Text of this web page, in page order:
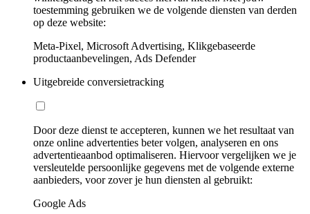
toestemming gebruiken we de volgende diensten van derden
op deze website:
Meta-Pixel, Microsoft Advertising, Klikgebaseerde
productaanbevelingen, Ads Defender
Uitgebreide conversietracking
Door deze dienst te accepteren, kunnen we het resultaat van
onze online advertenties beter volgen, analyseren en ons
advertentieaanbod optimaliseren. Hiervoor vergelijken we je
versleutelde persoonlijke gegevens met de volgende externe
aanbieders, voor zover je hun diensten al gebruikt:
Google Ads